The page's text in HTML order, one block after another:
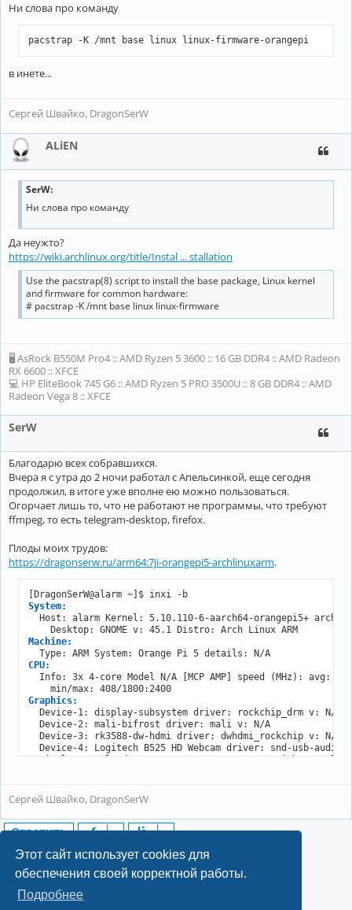
Этот сайт использует cookies для
обеспечения своей корректной работы.
Подробнее
Ни слова про команду
pacstrap -K /mnt base linux linux-firmware-orangepi
в инете...
Сергей Швайко, DragonSerW
ALiEN
SerW:
Ни слова про команду
Да неужто?
https://wiki.archlinux.org/title/Instal ... stallation
Use the pacstrap(8) script to install the base package, Linux kernel
and firmware for common hardware:
# pacstrap -K /mnt base linux linux-firmware
🖥 AsRock B550M Pro4 :: AMD Ryzen 5 3600 :: 16 GB DDR4 :: AMD Radeon
RX 6600 :: XFCE
💻 HP EliteBook 745 G6 :: AMD Ryzen 5 PRO 3500U :: 8 GB DDR4 :: AMD
Radeon Vega 8 :: XFCE
SerW
Благодарю всех собравшихся.
Вчера я с утра до 2 ночи работал с Апельсинкой, еще сегодня
продолжил, в итоге уже вполне ею можно пользоваться.
Огорчает лишь то, что не работают не программы, что требуют
ffmpeg, то есть telegram-desktop, firefox.
Плоды моих трудов:
https://dragonserw.ru/arm64:7ji-orangepi5-archlinuxarm.
System:
Host: alarm Kernel: 5.10.110-6-aarch64-orangepi5+ arch:
Machine:
CPU:
Info: 3x 4-core Model N/A [MCP AMP] speed (MHz): avg:
Graphics:
  Device-1: display-subsystem driver: rockchip_drm v: N/A
  Device-2: mali-bifrost driver: mali v: N/A
  Device-3: rk3588-dw-hdmi driver: dwhdmi_rockchip v: N/A
Device-4: Logitech B525 HD Webcam driver: snd-usb-
  API: OpenGL v: 4.5 compat-v: 3.0 vendor: panfrost v: N/A
Network:
  Device-1: Broadcom driver: pcieh
Info:
Processes: 300 Uptime: 34m Memory: total: N/A available:
Сергей Швайко, DragonSerW
Ответить
18 сообщений • Страница